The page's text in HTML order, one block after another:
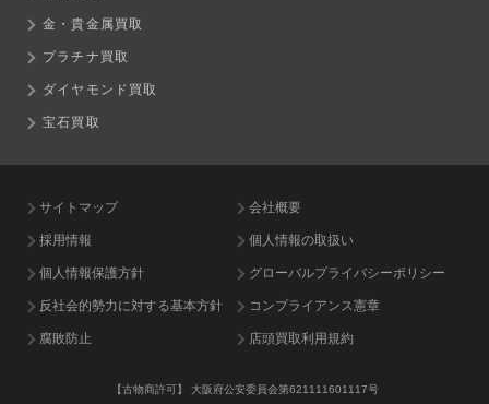
金・貴金属買取
プラチナ買取
ダイヤモンド買取
宝石買取
サイトマップ 会社概要
採用情報 個人情報の取扱い
個人情報保護方針 グローバルプライバシーポリシー
反社会的勢力に対する基本方針 コンプライアンス憲章
腐敗防止 店頭買取利用規約
【古物商許可】 大阪府公安委員会第621111601117号